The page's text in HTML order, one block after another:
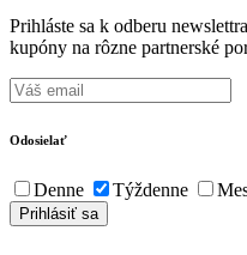
Prihláste sa k odberu
kupóny na rôzne partnerské
Odosielať
Denne Týždenne